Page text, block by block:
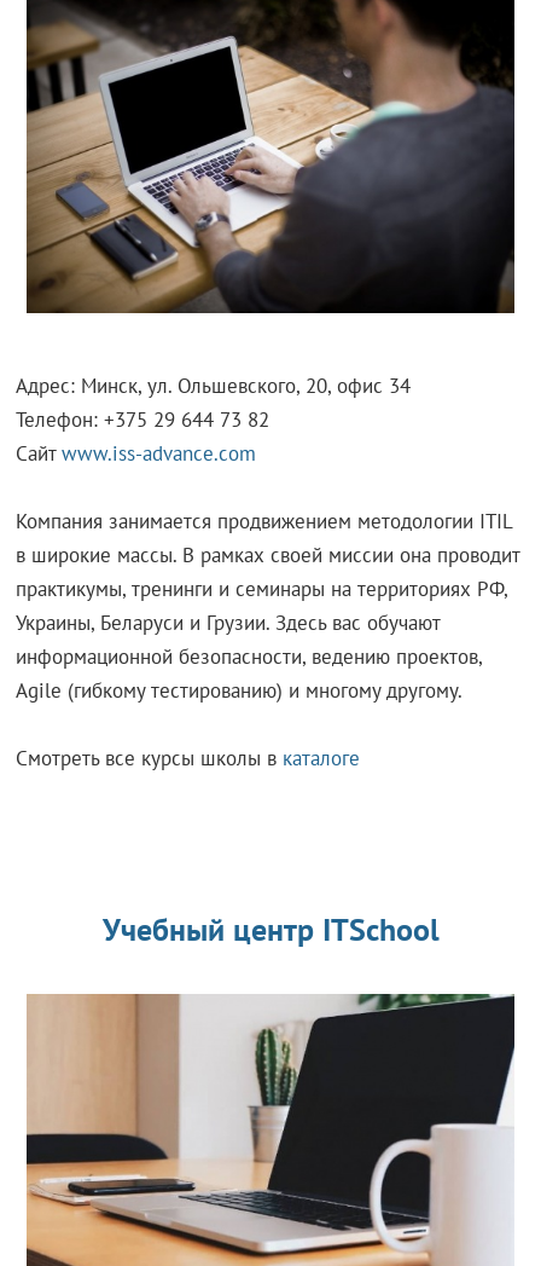
Адрес: Минск, ул. Ольшевского, 20, офис 34
Телефон: +375 29 644 73 82
Сайтwww.iss-advance.com
Компания занимается продвижением методологии ITIL
в широкие массы. В рамках своей миссии она проводит
практикумы, тренинги и семинары на территориях РФ,
Украины, Беларуси и Грузии. Здесь вас обучают
информационной безопасности, ведению проектов,
Agile (гибкому тестированию) и многому другому.
Смотреть все курсы школы в каталоге
Учебный центр ITSchool